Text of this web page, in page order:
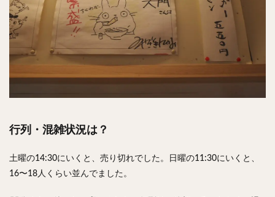
行列・混雑状況は？
土曜の14:30にいくと、売り切れでした。日曜の11:30にいくと、
16〜18人くらい並んでました。